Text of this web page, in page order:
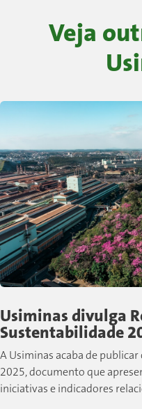
Veja
Usiminas divulga
Sustentabilidade
A Usiminas acaba de
2025, documento que
iniciativas e indicadores